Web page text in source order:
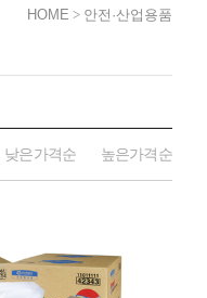
HOME > 안전·산업용품
낮은가격순 높은가격순